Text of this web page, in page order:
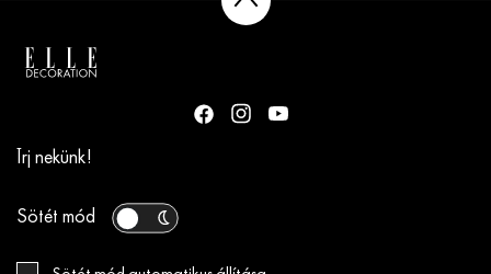
Írj nekünk!
Sötét mód